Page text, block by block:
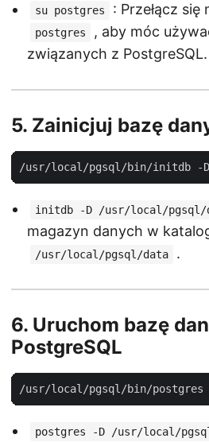
su postgres : Przełącz
postgres
, aby móc
związanych z PostgreSQL.
5. Zainicjuj bazę
initdb -D /usr/local/pgsql/
magazyn danych w
/usr/local/pgsql/data .
6. Uruchom bazę
PostgreSQL
postgres -D /usr/local/